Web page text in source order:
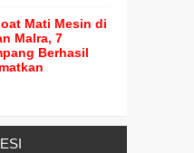
Mati Mesin di
Malra, 7
Berhasil